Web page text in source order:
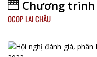
Chương trình
OCOP LAI CHÂU